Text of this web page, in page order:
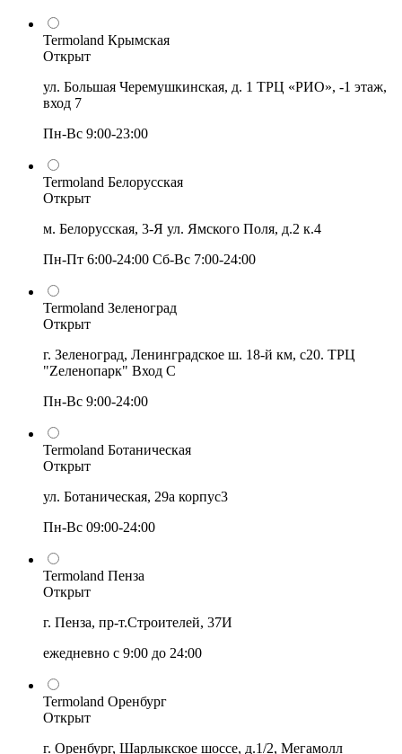
Termoland Крымская
Открыт
ул. Большая Черемушкинская, д. 1 ТРЦ «РИО», -1 этаж,
вход 7
Пн-Вс 9:00-23:00
Termoland Белорусская
Открыт
м. Белорусская, 3-Я ул. Ямского Поля, д.2 к.4
Пн-Пт 6:00-24:00 Сб-Вс 7:00-24:00
Termoland Зеленоград
Открыт
г. Зеленоград, Ленинградское ш. 18-й км, с20. ТРЦ
"Zеленопарк" Вход С
Пн-Вс 9:00-24:00
Termoland Ботаническая
Открыт
ул. Ботаническая, 29а корпус3
Пн-Вс 09:00-24:00
Termoland Пенза
Открыт
г. Пенза, пр-т.Строителей, 37И
ежедневно с 9:00 до 24:00
Termoland Оренбург
Открыт
г. Оренбург, Шарлыкское шоссе, д.1/2, Мегамолл